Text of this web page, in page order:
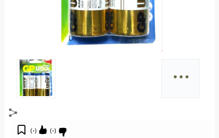
...
(
0
) (
0
)